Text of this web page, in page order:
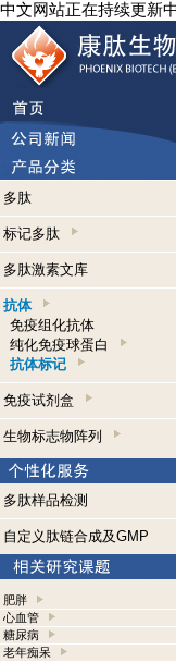
中文网站正在持续更新
多肽
标记多肽
多肽激素文库
抗体
免疫组化抗体
纯化免疫球蛋白
抗体标记
免疫试剂盒
生物标志物阵列
多肽样品检测
自定义肽链合成及GMP
肥胖
心血管
糖尿病
老年痴呆